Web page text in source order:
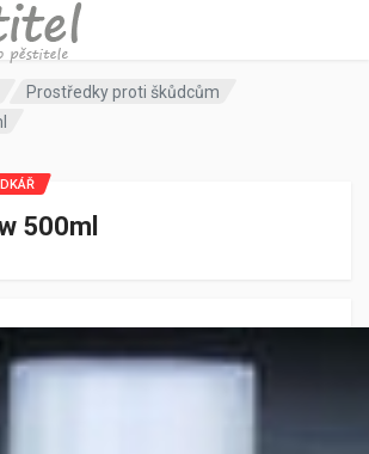
Prostředky proti škůdcům
500ml